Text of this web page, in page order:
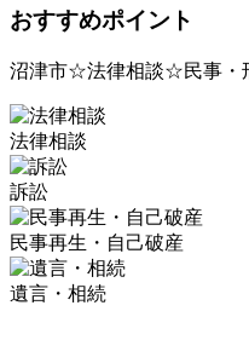
おすすめポイント
沼津市☆法律相談☆民事・
法律相談
訴訟
民事再生・自己破産
遺言・相続